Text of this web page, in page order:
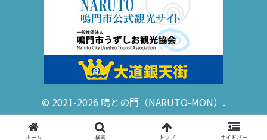
© 2021-2026 鳴との門（NARUTO-MON）.
ホーム 検索 トップ サイドバー